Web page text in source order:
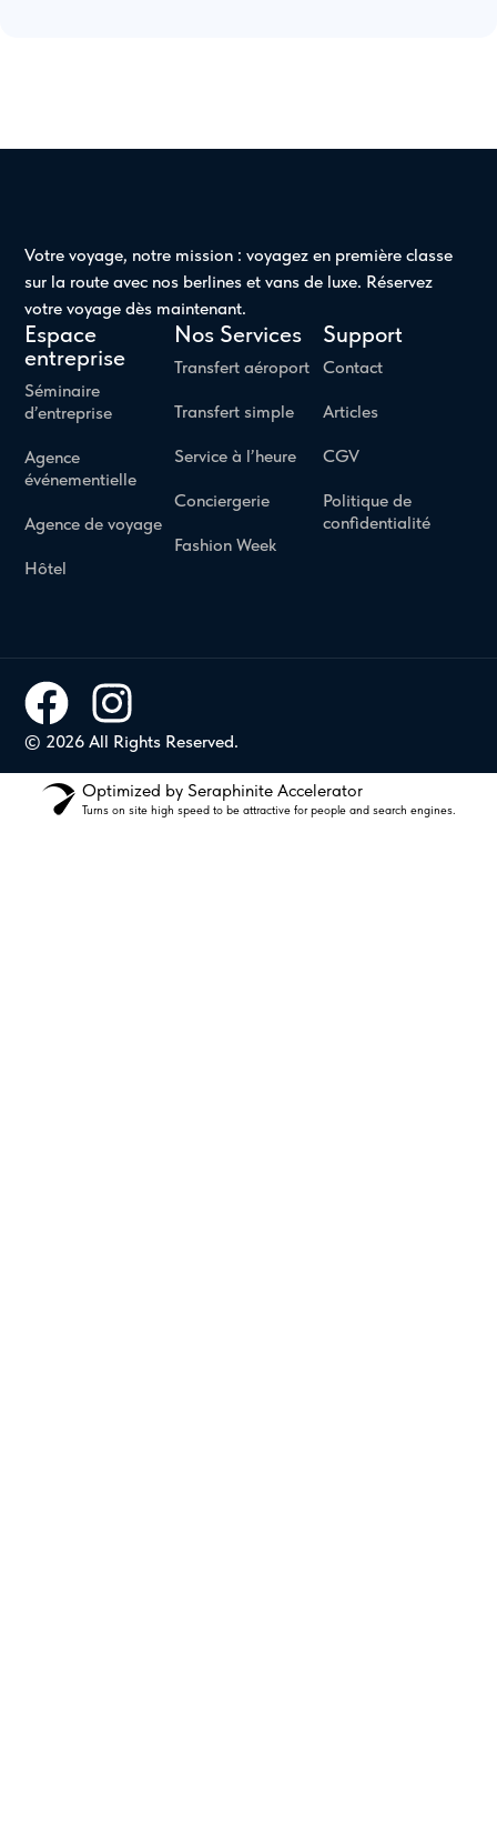
Votre voyage, notre mission : voyagez en première classe
sur la route avec nos berlines et vans de luxe. Réservez
votre voyage dès maintenant.
Espace
entreprise
Séminaire
d’entreprise
Agence
événementielle
Agence de voyage
Hôtel
Nos Services
Transfert aéroport
Transfert simple
Service à l’heure
Conciergerie
Fashion Week
Support
Contact
Articles
CGV
Politique de
confidentialité
© 2026 All Rights Reserved.
Optimized by Seraphinite Accelerator
Turns on site high speed to be attractive for people and search engines.